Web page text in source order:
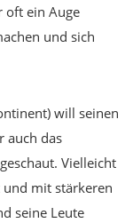
oft ein Auge
und sich
will seinen
auch das
Vielleicht
mit stärkeren
seine Leute